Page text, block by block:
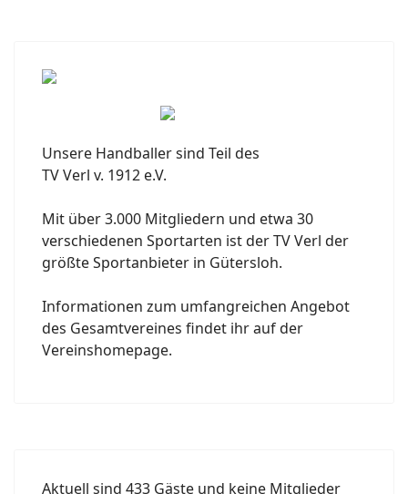
Unsere Handballer sind Teil des
TV Verl v. 1912 e.V.
Mit über 3.000 Mitgliedern und etwa 30
verschiedenen Sportarten ist der TV Verl der
größte Sportanbieter in Gütersloh.
Informationen zum umfangreichen Angebot
des Gesamtvereines findet ihr auf der
Vereinshomepage.
Aktuell sind 433 Gäste und keine Mitglieder